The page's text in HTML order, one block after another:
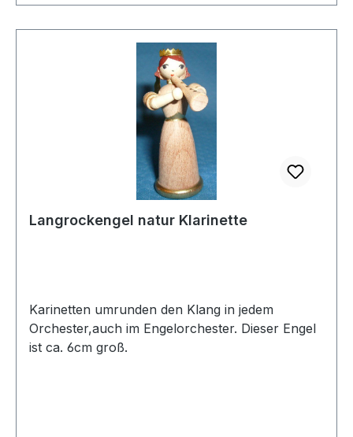
Langrockengel natur Klarinette
Karinetten umrunden den Klang in jedem
Orchester,auch im Engelorchester. Dieser Engel
ist ca. 6cm groß.